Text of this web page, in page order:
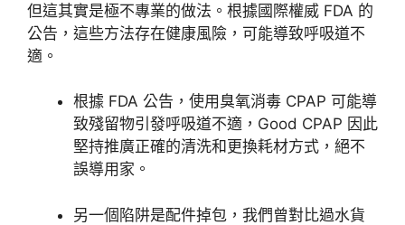
但這其實是極不專業的做法。根據國際權威 FDA 的
公告，這些方法存在健康風險，可能導致呼吸道不
適。
根據 FDA 公告，使用臭氧消毒 CPAP 可能導
致殘留物引發呼吸道不適，Good CPAP 因此
堅持推廣正確的清洗和更換耗材方式，絕不
誤導用家。
另一個陷阱是配件掉包，我們曾對比過水貨